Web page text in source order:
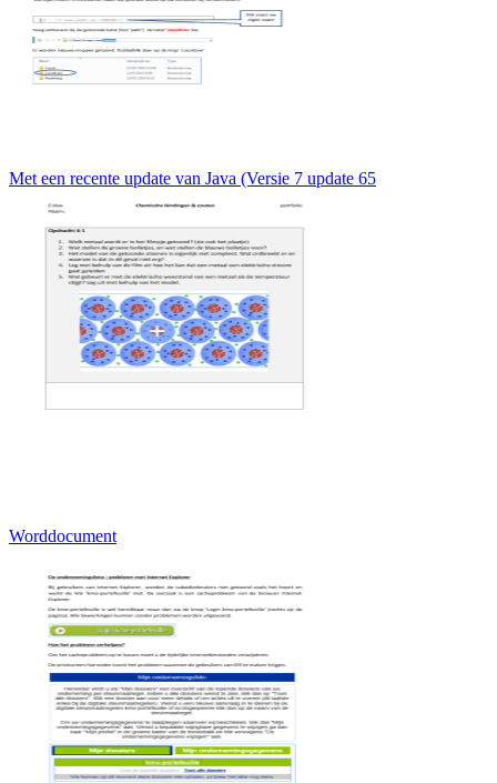
Met een recente update van Java (Versie 7 update 65
Worddocument